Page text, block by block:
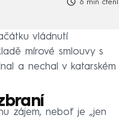
6 min čtení
vládnutí
mírové smlouvy s
a nechal v katarském
zájem, neboť je „jen